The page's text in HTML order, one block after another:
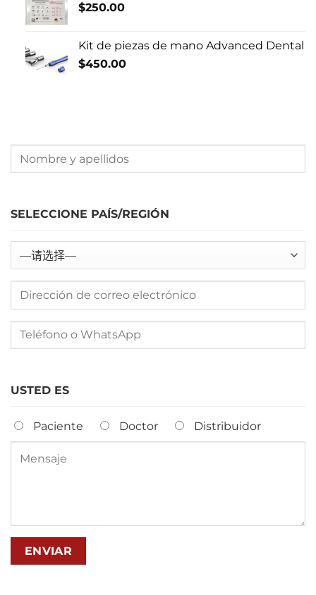
$250.00
Kit de piezas de mano Advanced Dental
$450.00
SELECCIONE PAÍS/REGIÓN
USTED ES
Paciente Doctor Distribuidor